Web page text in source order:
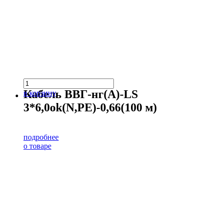
в корзину
Кабель ВВГ-нг(А)-LS
3*6,0ok(N,PE)-0,66(100 м)
подробнее
о товаре